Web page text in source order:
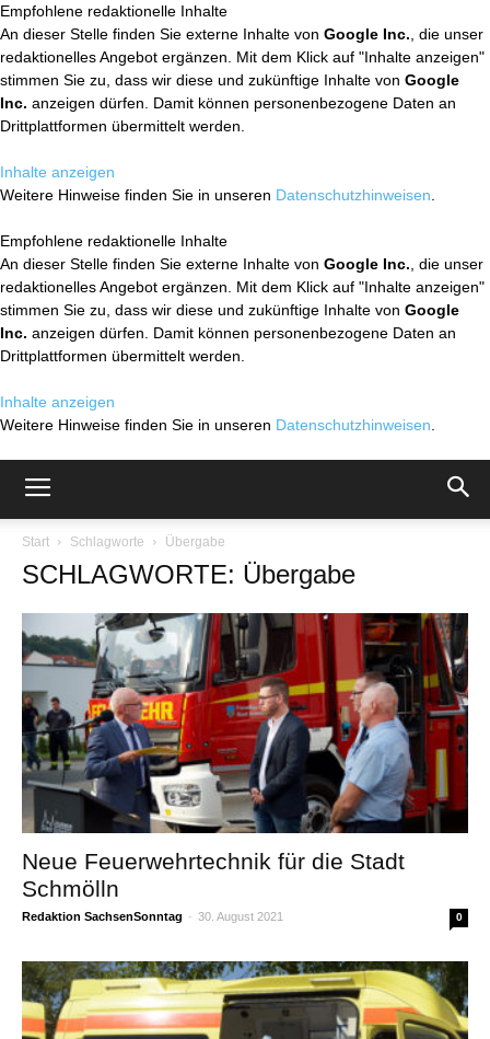
Empfohlene redaktionelle Inhalte
An dieser Stelle finden Sie externe Inhalte von Google Inc. , die unser
redaktionelles Angebot ergänzen. Mit dem Klick auf "Inhalte anzeigen"
stimmen Sie zu, dass wir diese und zukünftige Inhalte von Google
Inc. anzeigen dürfen. Damit können personenbezogene Daten an
Drittplattformen übermittelt werden.
Inhalte anzeigen
Weitere Hinweise finden Sie in unseren Datenschutzhinweisen
Empfohlene redaktionelle Inhalte
An dieser Stelle finden Sie externe Inhalte von Google Inc. , die unser
redaktionelles Angebot ergänzen. Mit dem Klick auf "Inhalte anzeigen"
stimmen Sie zu, dass wir diese und zukünftige Inhalte von Google
Inc. anzeigen dürfen. Damit können personenbezogene Daten an
Drittplattformen übermittelt werden.
Inhalte anzeigen
Weitere Hinweise finden Sie in unseren Datenschutzhinweisen
Start Schlagworte Übergabe
SCHLAGWORTE: Übergabe
Neue Feuerwehrtechnik für die Stadt
Schmölln
Redaktion SachsenSonntag - 30. August 2021 0